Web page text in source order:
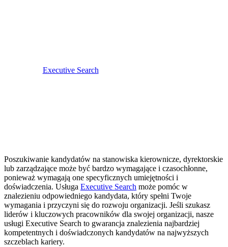
Executive Search
Poszukiwanie kandydatów na stanowiska kierownicze, dyrektorskie
lub zarządzające może być bardzo wymagające i czasochłonne,
ponieważ wymagają one specyficznych umiejętności i
doświadczenia. Usługa Executive Search może pomóc w
znalezieniu odpowiedniego kandydata, który spełni Twoje
wymagania i przyczyni się do rozwoju organizacji. Jeśli szukasz
liderów i kluczowych pracowników dla swojej organizacji, nasze
usługi Executive Search to gwarancja znalezienia najbardziej
kompetentnych i doświadczonych kandydatów na najwyższych
szczeblach kariery.